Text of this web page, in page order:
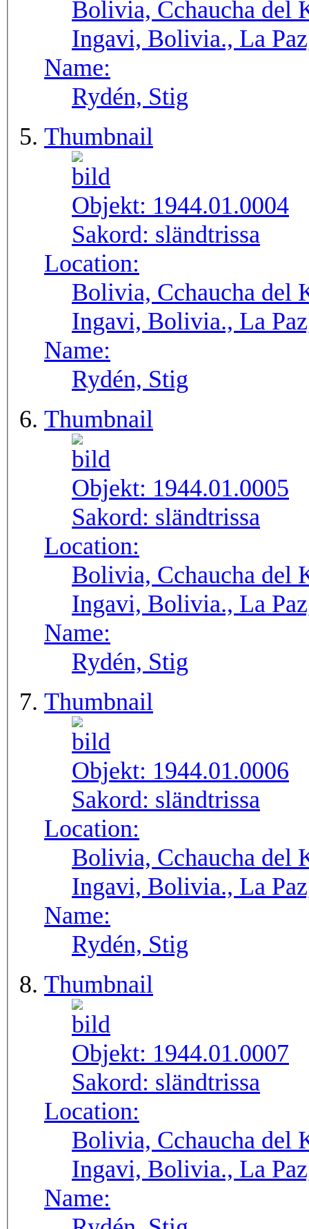
Bolivia, Cchaucha del
Ingavi, Bolivia., La
Name:
Rydén, Stig
Thumbnail
Objekt: 1944.01.0004
Sakord: sländtrissa
Location:
Bolivia, Cchaucha del
Ingavi, Bolivia., La
Name:
Rydén, Stig
Thumbnail
Objekt: 1944.01.0005
Sakord: sländtrissa
Location:
Bolivia, Cchaucha del
Ingavi, Bolivia., La
Name:
Rydén, Stig
Thumbnail
Objekt: 1944.01.0006
Sakord: sländtrissa
Location:
Bolivia, Cchaucha del
Ingavi, Bolivia., La
Name:
Rydén, Stig
Thumbnail
Objekt: 1944.01.0007
Sakord: sländtrissa
Location:
Bolivia, Cchaucha del
Ingavi, Bolivia., La
Name: